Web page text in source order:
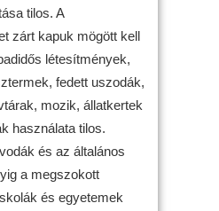
tilos. A
zárt kapuk mögött kell
létesítmények,
fedett uszodák,
mozik, állatkertek
használata tilos.
és az általános
a megszokott
és egyetemek